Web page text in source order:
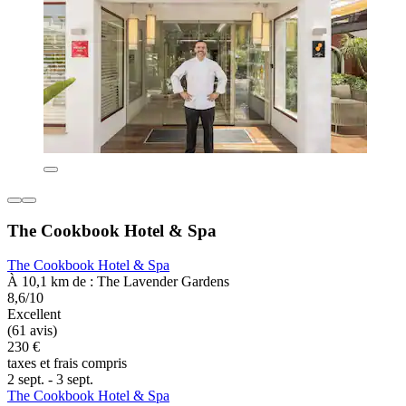
The Cookbook Hotel & Spa
The Cookbook Hotel & Spa
À 10,1 km de : The Lavender Gardens
8,6/10
Excellent
(61 avis)
230 €
taxes et frais compris
2 sept. - 3 sept.
The Cookbook Hotel & Spa